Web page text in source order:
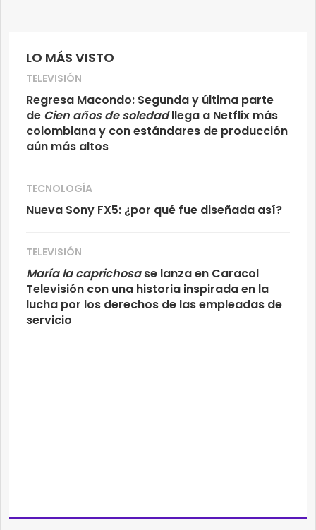
LO MÁS VISTO
TELEVISIÓN
Regresa Macondo: Segunda y última parte
de Cien años de soledadllega a Netflix más
colombiana y con estándares de producción
aún más altos
TECNOLOGÍA
Nueva Sony FX5: ¿por qué fue diseñada así?
TELEVISIÓN
María la caprichosase lanza en Caracol
Televisión con una historia inspirada en la
lucha por los derechos de las empleadas de
servicio